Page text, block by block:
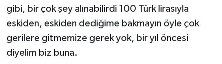
gibi, bir çok şey alınabilirdi 100 Türk lirasıyla
eskiden, eskiden dediğime bakmayın öyle çok
gerilere gitmemize gerek yok, bir yıl öncesi
diyelim biz buna.